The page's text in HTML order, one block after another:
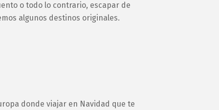
o todo lo contrario, escapar de
algunos destinos originales.
donde viajar en Navidad que te